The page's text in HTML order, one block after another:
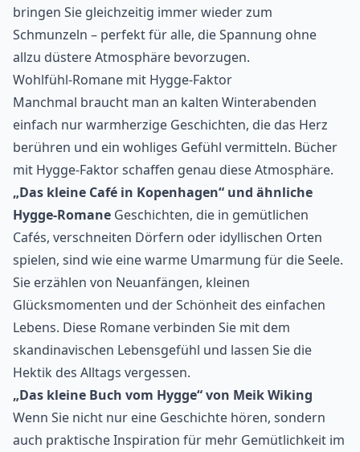
bringen Sie gleichzeitig immer wieder zum
Schmunzeln – perfekt für alle, die Spannung ohne
allzu düstere Atmosphäre bevorzugen.
Wohlfühl-Romane mit Hygge-Faktor
Manchmal braucht man an kalten Winterabenden
einfach nur warmherzige Geschichten, die das Herz
berühren und ein wohliges Gefühl vermitteln. Bücher
mit Hygge-Faktor schaffen genau diese Atmosphäre.
„Das kleine Café in Kopenhagen“ und ähnliche
Hygge-Romane Geschichten, die in gemütlichen
Cafés, verschneiten Dörfern oder idyllischen Orten
spielen, sind wie eine warme Umarmung für die Seele.
Sie erzählen von Neuanfängen, kleinen
Glücksmomenten und der Schönheit des einfachen
Lebens. Diese Romane verbinden Sie mit dem
skandinavischen Lebensgefühl und lassen Sie die
Hektik des Alltags vergessen.
„Das kleine Buch vom Hygge“ von Meik Wiking
Wenn Sie nicht nur eine Geschichte hören, sondern
auch praktische Inspiration für mehr Gemütlichkeit im